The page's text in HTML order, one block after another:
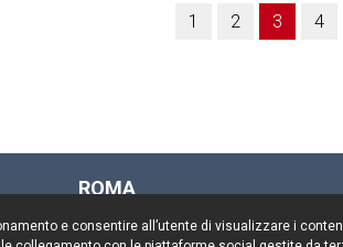
1 2 3 4
ROMA
00187 Roma
e consentire all’utente di visualizzare i